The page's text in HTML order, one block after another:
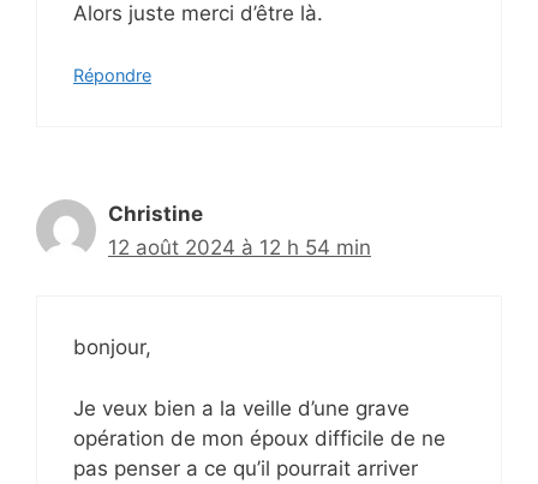
Alors juste merci d’être là.
Répondre
Christine
12 août 2024 à 12 h 54 min
bonjour,
Je veux bien a la veille d’une grave
opération de mon époux difficile de ne
pas penser a ce qu’il pourrait arriver